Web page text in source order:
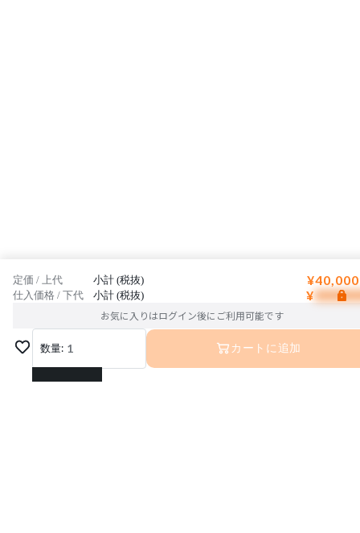
定価 / 上代 小計 (税抜)
仕入価格 / 下代 小計 (税抜) ¥
お気に入りはログイン後にご利用可能です
数量: 1
1
カートに追加